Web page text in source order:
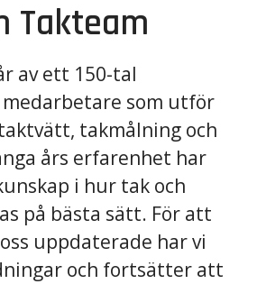
Takteam
av ett 150-tal
som utför
takmålning och
års erfarenhet har
i hur tak och
på bästa sätt. För att
uppdaterade har vi
och fortsätter att